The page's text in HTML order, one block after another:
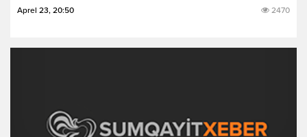
Aprel 23, 20:50 2470